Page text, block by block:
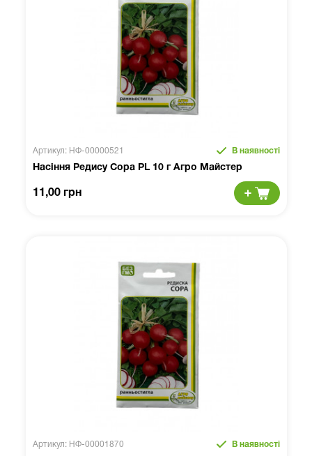
Артикул: НФ-00000521 В наявності
Насіння Редису Сора PL 10 г Агро Майстер
11,00 грн
Артикул: НФ-00001870 В наявності